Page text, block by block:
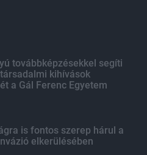
továbbképzésekkel segíti
kihívások
a Gál Ferenc Egyetem
is fontos szerep hárul a
elkerülésében